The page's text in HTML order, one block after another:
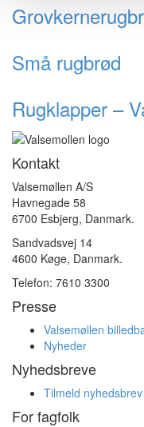
Små rugbrød
Rugklapper –
Kontakt
Valsemøllen A/S
Havnegade 58
6700 Esbjerg, Danmark.
Sandvadsvej 14
4600 Køge, Danmark.
Telefon: 7610 3300
Presse
Valsemøllen
Nyheder
Nyhedsbreve
Tilmeld
For fagfolk